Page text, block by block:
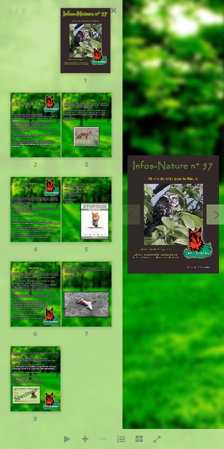
Réalisation:PresenceNet
1
2 3
4 5
6 7
8